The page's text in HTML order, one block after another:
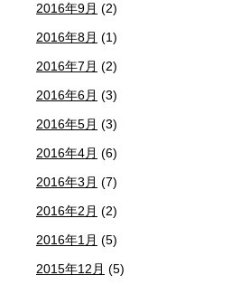
2016年9月 (2)
2016年8月 (1)
2016年7月 (2)
2016年6月 (3)
2016年5月 (3)
2016年4月 (6)
2016年3月 (7)
2016年2月 (2)
2016年1月 (5)
2015年12月 (5)